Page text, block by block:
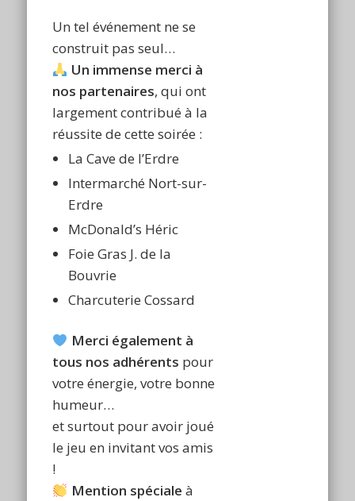
Un tel événement ne se
construit pas seul…
Un immense merci à
nos partenaires, qui ont
largement contribué à la
réussite de cette soirée :
La Cave de l’Erdre
Intermarché Nort-sur-
Erdre
McDonald’s Héric
Foie Gras J. de la
Bouvrie
Charcuterie Cossard
Merci également à
tous nos adhérents pour
votre énergie, votre bonne
humeur…
et surtout pour avoir joué
le jeu en invitant vos amis
!
Mention spéciale à